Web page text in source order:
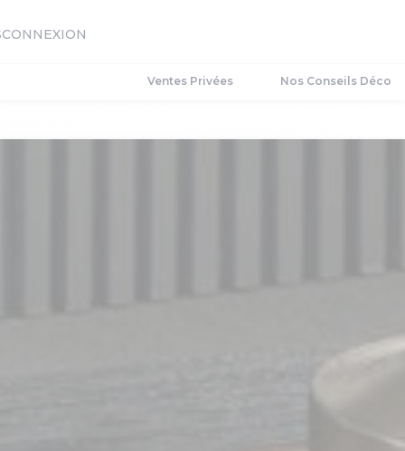
CONNEXION
Ventes Privées Nos Conseils Déco